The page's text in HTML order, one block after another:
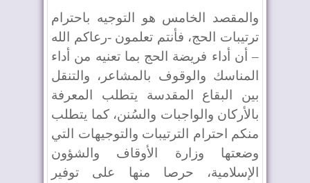
والمقصد الخامس هو التوجيه باحترام
ترتيبات الحج، فأنتم تعلمون -رعاكم الله
– أن أداء فريضة الحج بما تعنيه من أداء
المناسك والوقوف بالمشاعر، والتنقل
بين البقاع المقدسة يتطلب المعرفة
بالأركان والواجبات والسُنن، كما يتطلب
منكم احترام الترتيبات والتوجيهات التي
وضعتها وزارة الأوقاف والشؤون
الإسلامية، حرصا منها على توفير